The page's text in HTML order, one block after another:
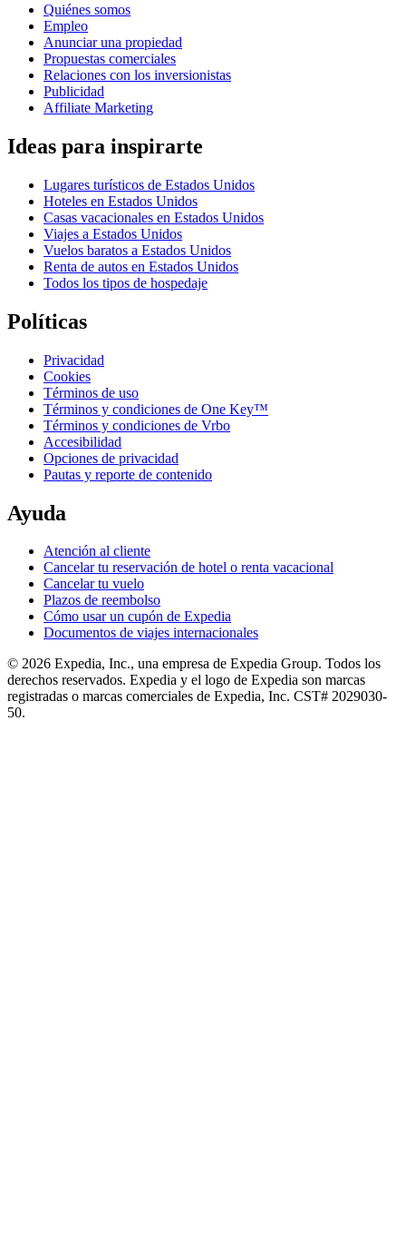
Quiénes somos
Empleo
Anunciar una propiedad
Propuestas comerciales
Relaciones con los inversionistas
Publicidad
Affiliate Marketing
Ideas para inspirarte
Lugares turísticos de Estados Unidos
Hoteles en Estados Unidos
Casas vacacionales en Estados Unidos
Viajes a Estados Unidos
Vuelos baratos a Estados Unidos
Renta de autos en Estados Unidos
Todos los tipos de hospedaje
Políticas
Privacidad
Cookies
Términos de uso
Términos y condiciones de One Key™
Términos y condiciones de Vrbo
Accesibilidad
Opciones de privacidad
Pautas y reporte de contenido
Ayuda
Atención al cliente
Cancelar tu reservación de hotel o renta vacacional
Cancelar tu vuelo
Plazos de reembolso
Cómo usar un cupón de Expedia
Documentos de viajes internacionales
© 2026 Expedia, Inc., una empresa de Expedia Group. Todos los
derechos reservados. Expedia y el logo de Expedia son marcas
registradas o marcas comerciales de Expedia, Inc. CST# 2029030-
50.